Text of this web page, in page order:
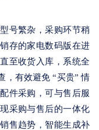
号繁杂，采购环节稍
存的家电数码版在进
至收货入库，系统全
，有效避免 “买贵” 情
件采购，可与售后服
采购与售后的一体化
售趋势，智能生成补